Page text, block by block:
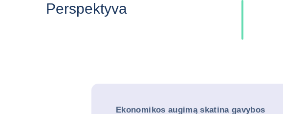
Perspektyva
Ekonomikos augimą skatina gavybos